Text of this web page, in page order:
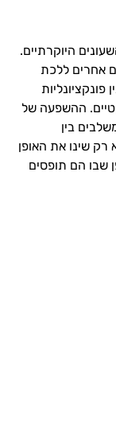
היוקרתיים.
אחרים ללכת
ההשפעה של
בין
רק שינו את האופן
שבו הם תופסים